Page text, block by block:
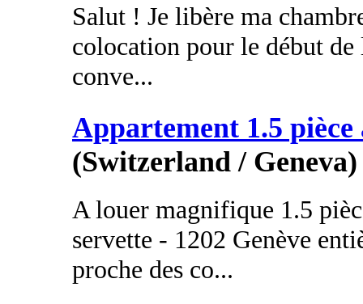
Salut ! Je libère ma
colocation pour le début de
conve...
Appartement 1.5 pièce
(Switzerland / Geneva)
A louer magnifique 1.5
servette - 1202 Genève
proche des co...